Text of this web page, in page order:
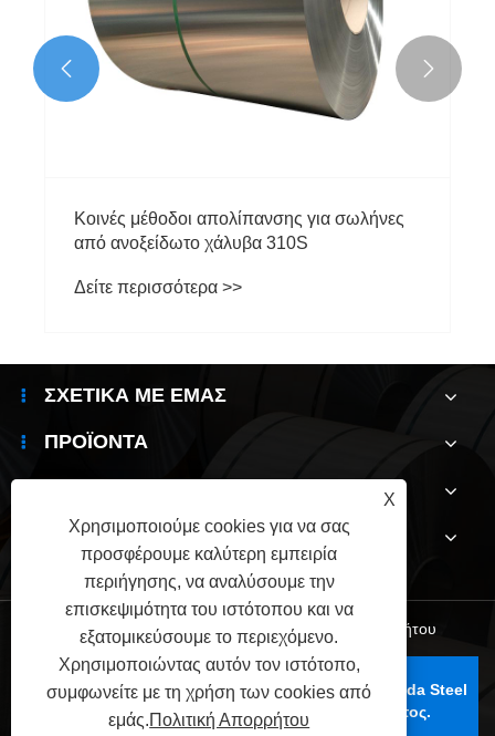
​Κοινές μέθοδοι απολίπανσης για σωλήνες
από ανοξείδωτο χάλυβα 310S
Δείτε περισσότερα >>
 
ΣΧΕΤΙΚΆ ΜΕ ΕΜΆΣ
ΠΡΟΪΌΝΤΑ
ΕΠΙΚΟΙΝΩΝΉΣΤΕ ΜΑΖΊ ΜΑΣ
Links Sitemap Πολιτική Απορρήτου
Πνευματικά δικαιώματα © 2025 Wuxi Jianbanghaoda Steel
Co., Ltd. Με την επιφύλαξη παντός δικαιώματος.
X
Χρησιμοποιούμε cookies για να σας
προσφέρουμε καλύτερη εμπειρία
περιήγησης, να αναλύσουμε την
επισκεψιμότητα του ιστότοπου και να
εξατομικεύσουμε το περιεχόμενο.
Χρησιμοποιώντας αυτόν τον ιστότοπο,
συμφωνείτε με τη χρήση των cookies από
εμάς.Πολιτική Απορρήτου